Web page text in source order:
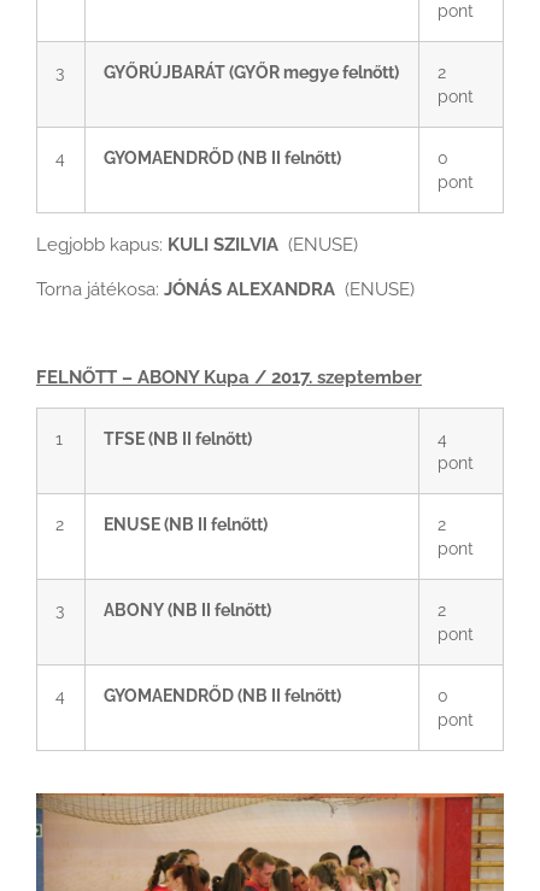
pont
3 GYŐRÚJBARÁT(GYŐR megye felnőtt)
2
pont
4 GYOMAENDRŐD (NB II felnőtt)
0
pont
Legjobb kapus: KULI SZILVIA (ENUSE)
Torna játékosa: JÓNÁS ALEXANDRA (ENUSE)
FELNŐTT – ABONY Kupa / 2017. szeptember
1 TFSE (NB II felnőtt)
4
pont
2 ENUSE (NB II felnőtt)
2
pont
3 ABONY (NB II felnőtt)
2
pont
4 GYOMAENDRŐD (NB II felnőtt)
0
pont